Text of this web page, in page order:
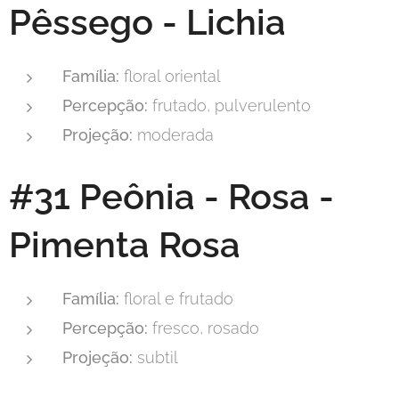
Pêssego - Lichia
Família: floral oriental
Percepção: frutado, pulverulento
Projeção: moderada
#31 Peônia - Rosa -
Pimenta Rosa
Família: floral e frutado
Percepção: fresco, rosado
Projeção: subtil